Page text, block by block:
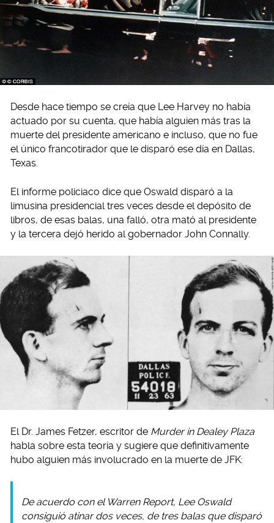
Desde hace tiempo se creía que Lee Harvey no había
actuado por su cuenta, que había alguien más tras la
muerte del presidente americano e incluso, que no fue
el único francotirador que le disparó ese día en Dallas,
Texas.
El informe policiaco dice que Oswald disparó a la
limusina presidencial tres veces desde el depósito de
libros, de esas balas, una falló, otra mató al presidente
y la tercera dejó herido al gobernador John Connally.
El Dr. James Fetzer, escritor de Murder in Dealey Plaza
habla sobre esta teoría y sugiere que definitivamente
hubo alguien más involucrado en la muerte de JFK:
De acuerdo con el Warren Report, Lee Oswald
consiguió atinar dos veces, de tres balas que disparó